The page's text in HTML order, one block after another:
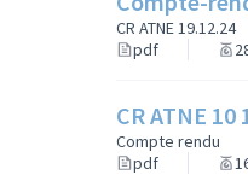
CR ATNE 19.12.24
pdf
CR ATNE 10
Compte rendu
pdf